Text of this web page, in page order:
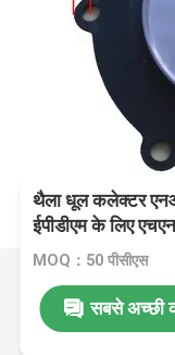
थैला धूल कलेक्टर
ईपीडीएम के लिए
MOQ：50 पीसीएस
सबसे अच्छी